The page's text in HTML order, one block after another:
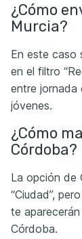
¿Cómo
Murcia?
En este caso
en el filtro
entre jornada
jóvenes.
¿Cómo
Córdoba?
La opción de
“Ciudad”,
te
Córdoba.